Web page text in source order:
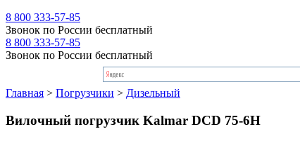
8 800 333-57-85
Звонок по России бесплатный
8 800 333-57-85
Звонок по России бесплатный
Главная > Погрузчики > Дизельный
Вилочный погрузчик Kalmar DCD 75-6H